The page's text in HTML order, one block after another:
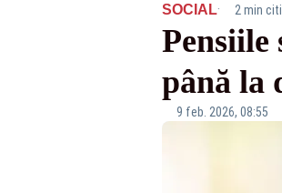
SOCIAL· 2 min
Pensiile
până la
9 feb. 2026, 08:55